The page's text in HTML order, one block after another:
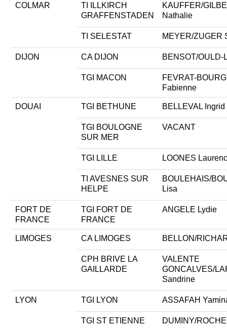
COLMAR
TI ILLKIRCH
GRAFFENSTADEN
KAUFFER/
Nathalie
TI SELESTAT MEYER/ZUGER
DIJON CA DIJON BENSOT/OULD-
TGI MACON
FEVRAT-
Fabienne
DOUAI TGI BETHUNE BELLEVAL Ingrid
TGI BOULOGNE
SUR MER
VACANT
TGI LILLE LOONES
TI AVESNES SUR
HELPE
BOULEHAIS/
Lisa
FORT DE
FRANCE
TGI FORT DE
FRANCE
ANGELE Lydie
LIMOGES CA LIMOGES BELLON/
CPH BRIVE LA
GAILLARDE
VALENTE
GONCALVES/
Sandrine
LYON TGI LYON ASSAFAH
TGI ST ETIENNE DUMINY/